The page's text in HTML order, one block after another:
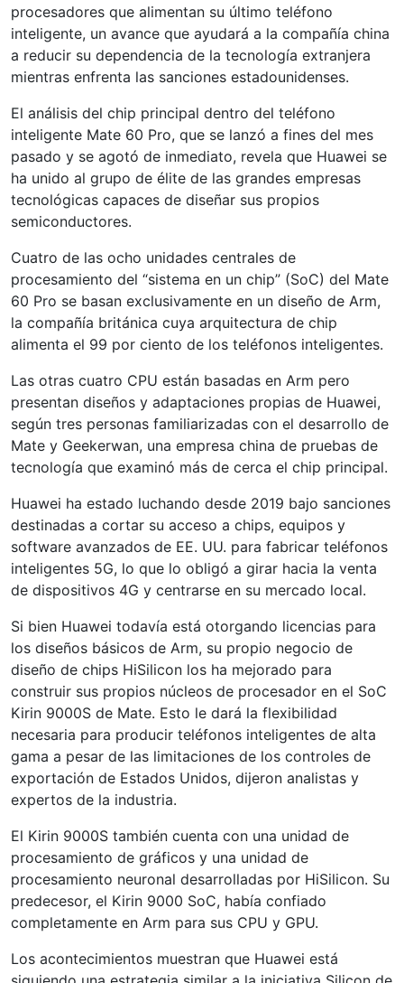
procesadores que alimentan su último teléfono
inteligente, un avance que ayudará a la compañía china
a reducir su dependencia de la tecnología extranjera
mientras enfrenta las sanciones estadounidenses.
El análisis del chip principal dentro del teléfono
inteligente Mate 60 Pro, que se lanzó a fines del mes
pasado y se agotó de inmediato, revela que Huawei se
ha unido al grupo de élite de las grandes empresas
tecnológicas capaces de diseñar sus propios
semiconductores.
Cuatro de las ocho unidades centrales de
procesamiento del “sistema en un chip” (SoC) del Mate
60 Pro se basan exclusivamente en un diseño de Arm,
la compañía británica cuya arquitectura de chip
alimenta el 99 por ciento de los teléfonos inteligentes.
Las otras cuatro CPU están basadas en Arm pero
presentan diseños y adaptaciones propias de Huawei,
según tres personas familiarizadas con el desarrollo de
Mate y Geekerwan, una empresa china de pruebas de
tecnología que examinó más de cerca el chip principal.
Huawei ha estado luchando desde 2019 bajo sanciones
destinadas a cortar su acceso a chips, equipos y
software avanzados de EE. UU. para fabricar teléfonos
inteligentes 5G, lo que lo obligó a girar hacia la venta
de dispositivos 4G y centrarse en su mercado local.
Si bien Huawei todavía está otorgando licencias para
los diseños básicos de Arm, su propio negocio de
diseño de chips HiSilicon los ha mejorado para
construir sus propios núcleos de procesador en el SoC
Kirin 9000S de Mate. Esto le dará la flexibilidad
necesaria para producir teléfonos inteligentes de alta
gama a pesar de las limitaciones de los controles de
exportación de Estados Unidos, dijeron analistas y
expertos de la industria.
El Kirin 9000S también cuenta con una unidad de
procesamiento de gráficos y una unidad de
procesamiento neuronal desarrolladas por HiSilicon. Su
predecesor, el Kirin 9000 SoC, había confiado
completamente en Arm para sus CPU y GPU.
Los acontecimientos muestran que Huawei está